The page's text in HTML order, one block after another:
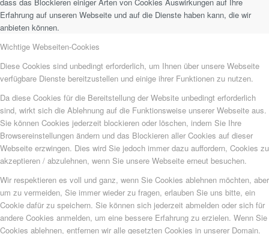
Erfahrung auf unseren Webseite und auf die Dienste haben kann, die wir
anbieten können.
Wichtige Webseiten-Cookies
Diese Cookies sind unbedingt erforderlich, um Ihnen über unsere Webseite
verfügbare Dienste bereitzustellen und einige ihrer Funktionen zu nutzen.
Da diese Cookies für die Bereitstellung der Website unbedingt erforderlich
sind, wirkt sich die Ablehnung auf die Funktionsweise unserer Webseite aus.
Sie können Cookies jederzeit blockieren oder löschen, indem Sie Ihre
Browsereinstellungen ändern und das Blockieren aller Cookies auf dieser
Webseite erzwingen. Dies wird Sie jedoch immer dazu auffordern, Cookies zu
akzeptieren / abzulehnen, wenn Sie unsere Webseite erneut besuchen.
Wir respektieren es voll und ganz, wenn Sie Cookies ablehnen möchten, aber
um zu vermeiden, Sie immer wieder zu fragen, erlauben Sie uns bitte, ein
Cookie dafür zu speichern. Sie können sich jederzeit abmelden oder sich für
andere Cookies anmelden, um eine bessere Erfahrung zu erzielen. Wenn Sie
Cookies ablehnen, entfernen wir alle gesetzten Cookies in unserer Domain.